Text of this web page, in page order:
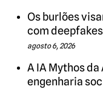
Os burlões
com deepfakes
agosto 6, 2026
A IA Mythos
engenharia